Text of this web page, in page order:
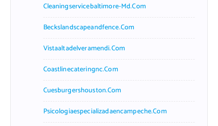
Cleaningservicebaltimore-Md.com
Beckslandscapeandfence.com
Vistaaltadelveramendi.com
Coastlinecateringnc.com
Cuesburgershouston.com
Psicologiaespecializadaencampeche.com